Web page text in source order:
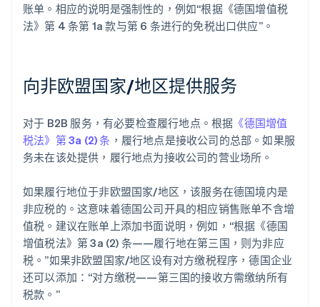
账单。相应的说明是强制性的，例如“根据《德国增值税
法》第 4 条第 1a 款与第 6 条进行的免税出口供应”。
向非欧盟国家/地区提供服务
对于 B2B 服务，有必要检查履行地点。根据 《德国增值
税法》第 3a (2) 条 ，履行地点是接收公司的总部。如果服
务未在该处提供，履行地点为接收公司的营业场所。
如果履行地位于非欧盟国家/地区，该服务在德国境内是
非应税的。这意味着德国公司开具的相应销售账单不含增
值税。建议在账单上添加书面说明，例如，“根据《德国
增值税法》第 3a (2) 条——履行地在第三国，则为非应
税。”如果非欧盟国家/地区设有对方缴税程序，德国企业
还可以添加：“对方缴税——第三国的接收方需缴纳所有
税款。”